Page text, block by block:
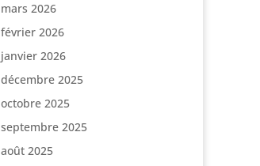
mars 2026
février 2026
janvier 2026
décembre 2025
octobre 2025
septembre 2025
août 2025